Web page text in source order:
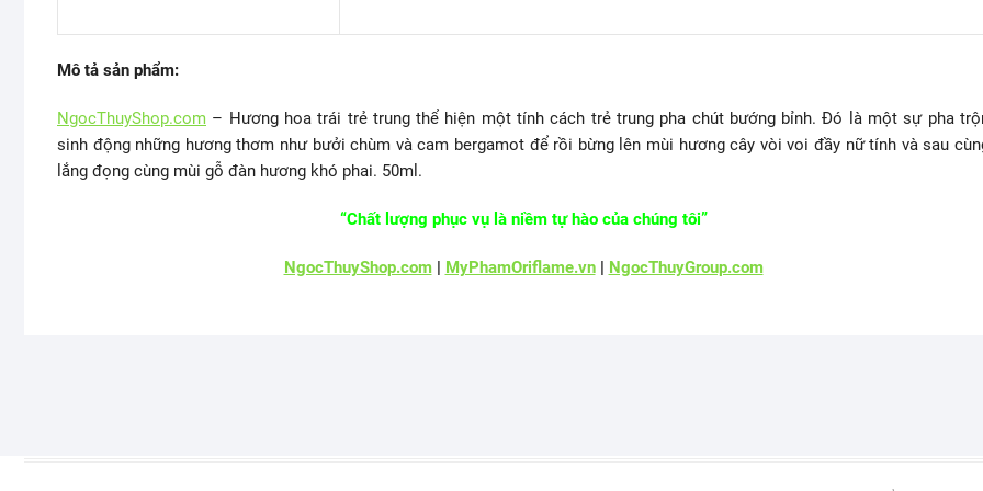
Mô tả sản phẩm:
NgocThuyShop.com – Hương hoa trái trẻ trung thể hiện một tính cách trẻ trung pha chút bướng bỉnh. Đó là một sự pha
sinh động những hương thơm như bưởi chùm và cam bergamot để rồi bừng lên mùi hương cây vòi voi đầy nữ tính và sau
lắng đọng cùng mùi gỗ đàn hương khó phai. 50ml.
“Chất lượng phục vụ là niềm tự hào của chúng tôi”
NgocThuyShop.com| MyPhamOriflame.vn| NgocThuyGroup.com